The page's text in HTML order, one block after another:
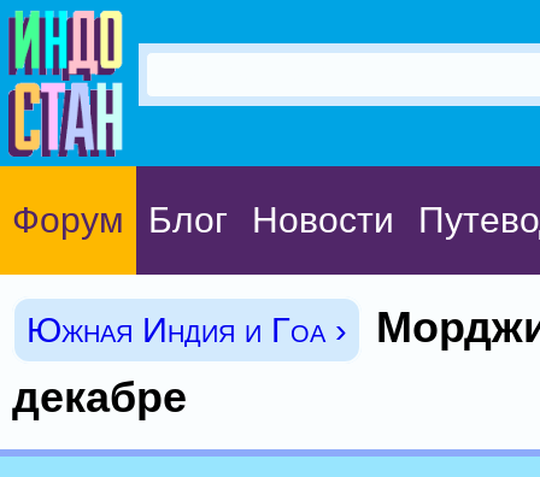
Форум Блог Новости
Южная Индия и Гоа ›
декабре